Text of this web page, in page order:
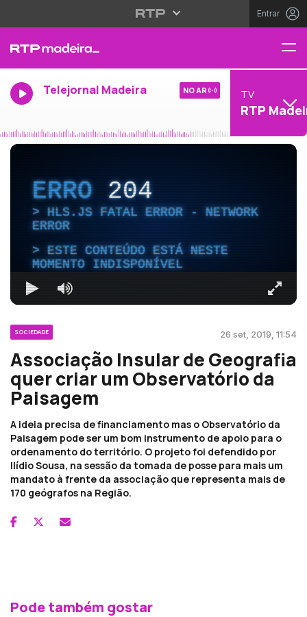
Entrar
Telejornal Madeira NO AR TV
RTP
ERRO204
HLS.JS FATAL ERROR - NETWORK
ERROR
ESTE CONTEÚDO ESTÁ NESTE
MOMENTO INDISPONÍVEL
SOCIEDADE 26 set, 2019, 11:54
Associação Insular de Geografia
quer criar um Observatório da
Paisagem
A ideia precisa de financiamento mas o Observatório da
Paisagem pode ser um bom instrumento de apoio para o
ordenamento do território. O projeto foi defendido por
Ilídio Sousa, na sessão da tomada de posse para mais um
mandato à frente da associação que representa mais de
170 geógrafos na Região.
Pode também gostar